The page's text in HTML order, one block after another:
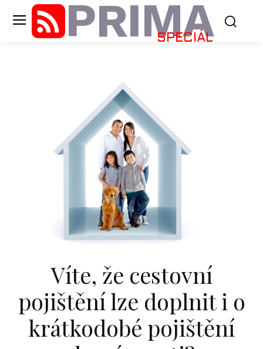
PRIMA
SPECIÁL
Víte, že cestovní
pojištění lze doplnit i o
krátkodobé pojištění